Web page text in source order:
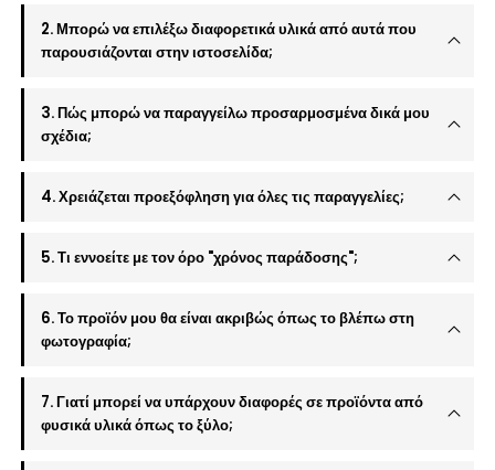
2. Μπορώ να επιλέξω διαφορετικά υλικά από αυτά που
παρουσιάζονται στην ιστοσελίδα;
3. Πώς μπορώ να παραγγείλω προσαρμοσμένα δικά μου
σχέδια;
4. Χρειάζεται προεξόφληση για όλες τις παραγγελίες;
5. Τι εννοείτε με τον όρο "χρόνος παράδοσης";
6. Το προϊόν μου θα είναι ακριβώς όπως το βλέπω στη
φωτογραφία;
7. Γιατί μπορεί να υπάρχουν διαφορές σε προϊόντα από
φυσικά υλικά όπως το ξύλο;